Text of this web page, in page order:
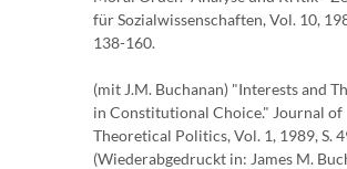
für Sozialwissenschaften, Vol. 10,
138-160.
(mit J.M. Buchanan) "Interests and
in Constitutional Choice." Journal of
Theoretical Politics, Vol. 1, 1989, S.
(Wiederabgedruckt in: James M.